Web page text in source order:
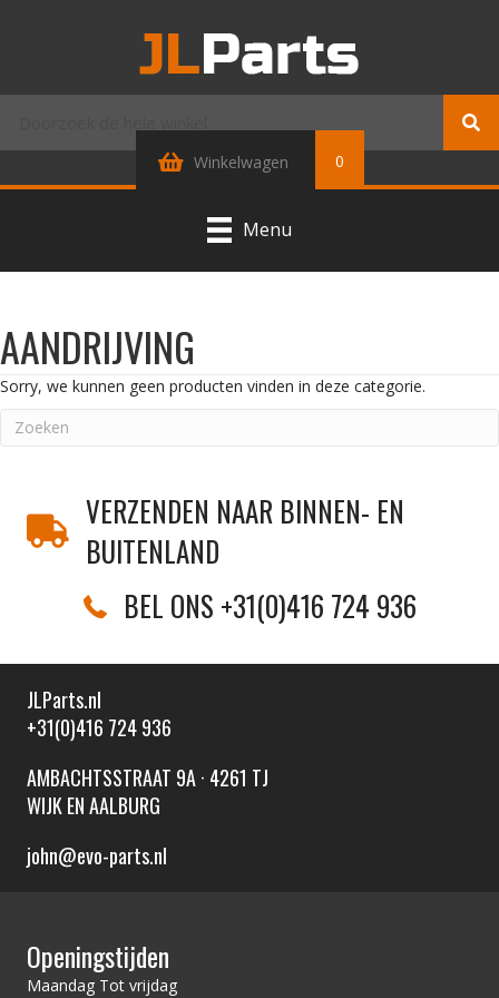
Winkelwagen 0
Menu
AANDRIJVING
Sorry, we kunnen geen producten vinden in deze categorie.
VERZENDEN NAAR BINNEN- EN
BUITENLAND
BEL ONS +31(0)416 724 936
JLParts.nl
+31(0)416 724 936
AMBACHTSSTRAAT 9A · 4261 TJ
WIJK EN AALBURG
john@evo-parts.nl
Openingstijden
Maandag Tot vrijdag